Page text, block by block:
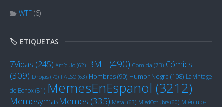
WTF (6)
🏷️ ETIQUETAS
7Vidas (245) Artículo (62) BME (490) Comida (73) Cómics
(309) Drojas (70) FALSO (63) Hombres(90) Humor Negro (108) La vintage
de Bonox(81) MemesEnEspanol (3212)
MemesymasMemes (335) Metal (63) MiedOctubre (60) Miérculos